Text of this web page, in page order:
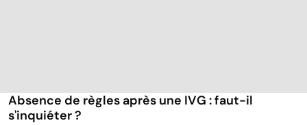
Absence de règles après une IVG : faut-il
s'inquiéter ?